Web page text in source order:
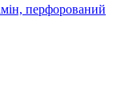
перфорований